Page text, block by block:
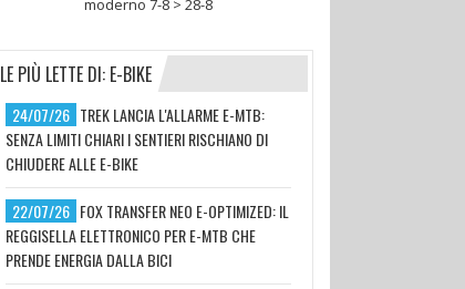
LE PIÙ LETTE DI: E-BIKE
24/07/26 TREK LANCIA L'ALLARME E-MTB:
SENZA LIMITI CHIARI I SENTIERI RISCHIANO DI
CHIUDERE ALLE E-BIKE
22/07/26 FOX TRANSFER NEO E-OPTIMIZED: IL
REGGISELLA ELETTRONICO PER E-MTB CHE
PRENDE ENERGIA DALLA BICI